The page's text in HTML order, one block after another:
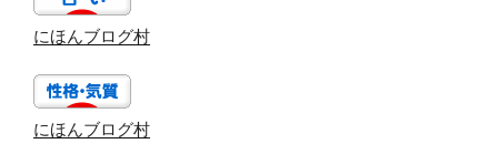
にほんブログ村
にほんブログ村